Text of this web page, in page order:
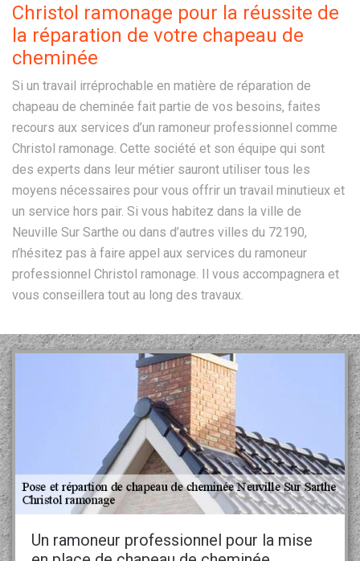
Christol ramonage pour la réussite de
la réparation de votre chapeau de
cheminée
Si un travail irréprochable en matière de réparation de
chapeau de cheminée fait partie de vos besoins, faites
recours aux services d’un ramoneur professionnel comme
Christol ramonage. Cette société et son équipe qui sont
des experts dans leur métier sauront utiliser tous les
moyens nécessaires pour vous offrir un travail minutieux et
un service hors pair. Si vous habitez dans la ville de
Neuville Sur Sarthe ou dans d’autres villes du 72190,
n’hésitez pas à faire appel aux services du ramoneur
professionnel Christol ramonage. Il vous accompagnera et
vous conseillera tout au long des travaux.
Un ramoneur professionnel pour la mise